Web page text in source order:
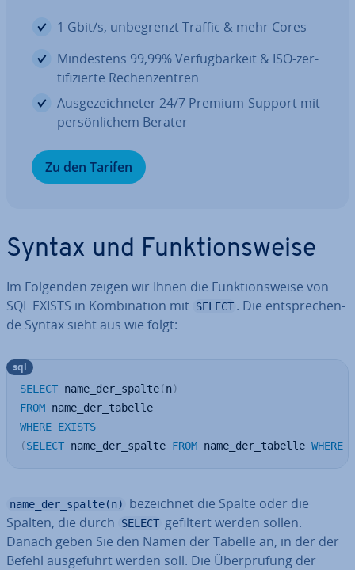
1 Gbit/s, un­be­grenzt Traffic & mehr Cores
Min­des­tens 99,99% Ver­füg­bar­keit & ISO-zer­
ti­fi­zier­te Re­chen­zen­tren
Aus­ge­zeich­ne­ter 24/7 Premium-Support mit
per­sön­li­chem Berater
Zu den Tarifen
Syntax und Funk­ti­ons­wei­se
Im Folgenden zeigen wir Ihnen die Funk­ti­ons­wei­se von
SQL EXISTS in Kom­bi­na­ti­on mit SELECT . Die ent­spre­chen­
de Syntax sieht aus wie folgt:
SELECT name_der_spalte(n)
FROM
WHERE EXISTS
(SELECT name_der_spalte FROM name_der_tabelle WHERE
sql
name_der_spalte(n)
be­zeich­net die Spalte oder die
Spalten, die durch
SELECT gefiltert werden sollen.
Danach geben Sie den Namen der Tabelle an, in der der
Befehl aus­ge­führt werden soll. Die Über­prü­fung der